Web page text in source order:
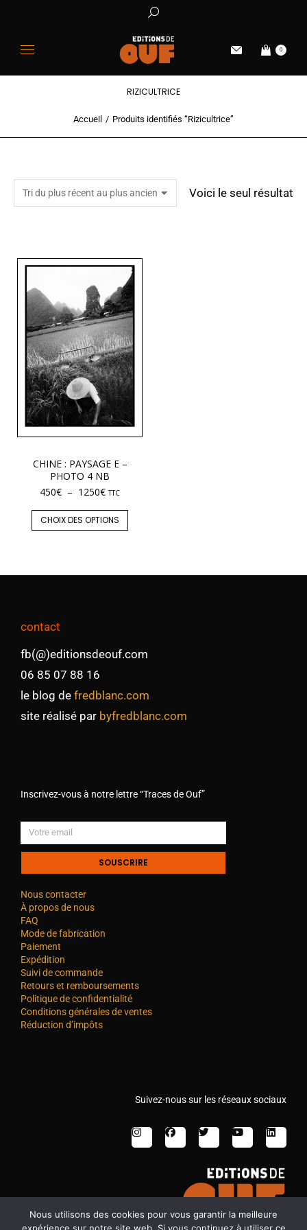
0
RIZICULTRICE
Vous êtes ici :
Accueil Produits identifiés “Rizicultrice”
Voici le seul résultat
CHINE : PAYSAGE E –
PHOTO 4 NB
450€ – 1250€ TTC
CHOIX DES OPTIONS
contact
fb(@)editionsdeouf.com
06 85 07 88 16
le blog de fredblanc.com
site réalisé par byfredblanc.com
Inscrivez-vous à notre lettre “Traces de Ouf”
SOUSCRIRE
Nous contacter
À propos de nous
FAQ
Mode de fabrication
Paiement
Expédition
Suivi de commande
Retours et remboursements
Politique de confidentialité
Conditions générales de ventes
Réduction d’impôts
Suivez-nous sur les réseaux sociaux
Nous utilisons des cookies pour vous garantir la meilleure